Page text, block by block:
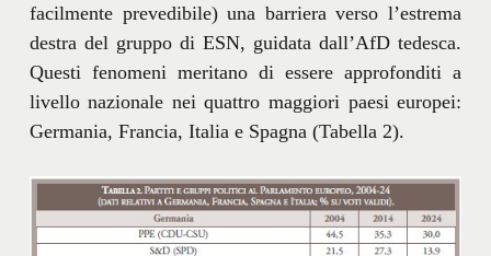
facilmente prevedibile) una barriera verso l’estrema
destra del gruppo di ESN, guidata dall’AfD tedesca.
Questi fenomeni meritano di essere approfonditi a
livello nazionale nei quattro maggiori paesi europei:
Germania, Francia, Italia e Spagna (Tabella 2).